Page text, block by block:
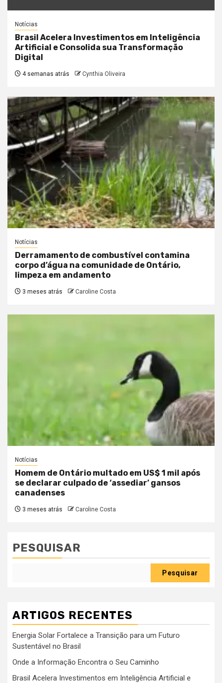
Notícias
Brasil Acelera Investimentos em Inteligência
Artificial e Consolida sua Transformação
Digital
4 semanas atrás Cynthia Oliveira
Notícias
Derramamento de combustível contamina
corpo d’água na comunidade de Ontário,
limpeza em andamento
3 meses atrás Caroline Costa
Notícias
Homem de Ontário multado em US$ 1 mil após
se declarar culpado de ‘assediar’ gansos
canadenses
3 meses atrás Caroline Costa
PESQUISAR
Pesquisar
ARTIGOS RECENTES
Energia Solar Fortalece a Transição para um Futuro
Sustentável no Brasil
Onde a Informação Encontra o Seu Caminho
Brasil Acelera Investimentos em Inteligência Artificial e